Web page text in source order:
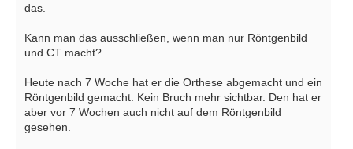
das.
Kann man das ausschließen, wenn man nur Röntgenbild
und CT macht?
Heute nach 7 Woche hat er die Orthese abgemacht und ein
Röntgenbild gemacht. Kein Bruch mehr sichtbar. Den hat er
aber vor 7 Wochen auch nicht auf dem Röntgenbild
gesehen.